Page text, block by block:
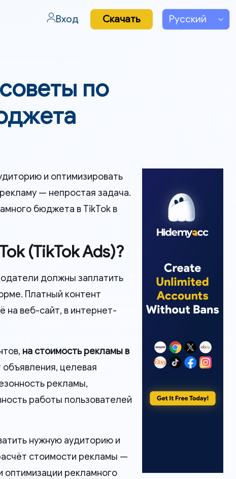
Вход Скачать
по
и оптимизировать
— непростая задача.
бюджета в TikTok в
(TikTok Ads)?
должны заплатить
Платный контент
на веб-сайт, в интернет-
на стоимость рекламы в
целевая
рекламы,
работы пользователей
нужную аудиторию и
стоимости рекламы —
оптимизации рекламного